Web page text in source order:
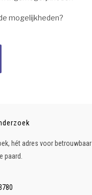
mogelijkheden?
hét adres voor betrouwbaar
paard.